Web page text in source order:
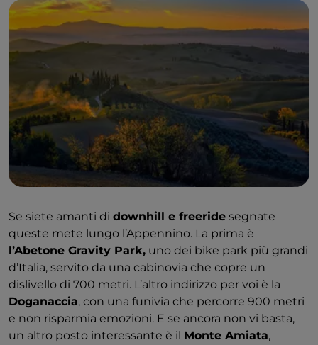
Se siete amanti di downhill e freeride segnate
queste mete lungo l’Appennino. La prima è
l’Abetone Gravity Park, uno dei bike park più grandi
d’Italia, servito da una cabinovia che copre un
dislivello di 700 metri. L’altro indirizzo per voi è la
Doganaccia, con una funivia che percorre 900 metri
e non risparmia emozioni. E se ancora non vi basta,
un altro posto interessante è il Monte Amiata,